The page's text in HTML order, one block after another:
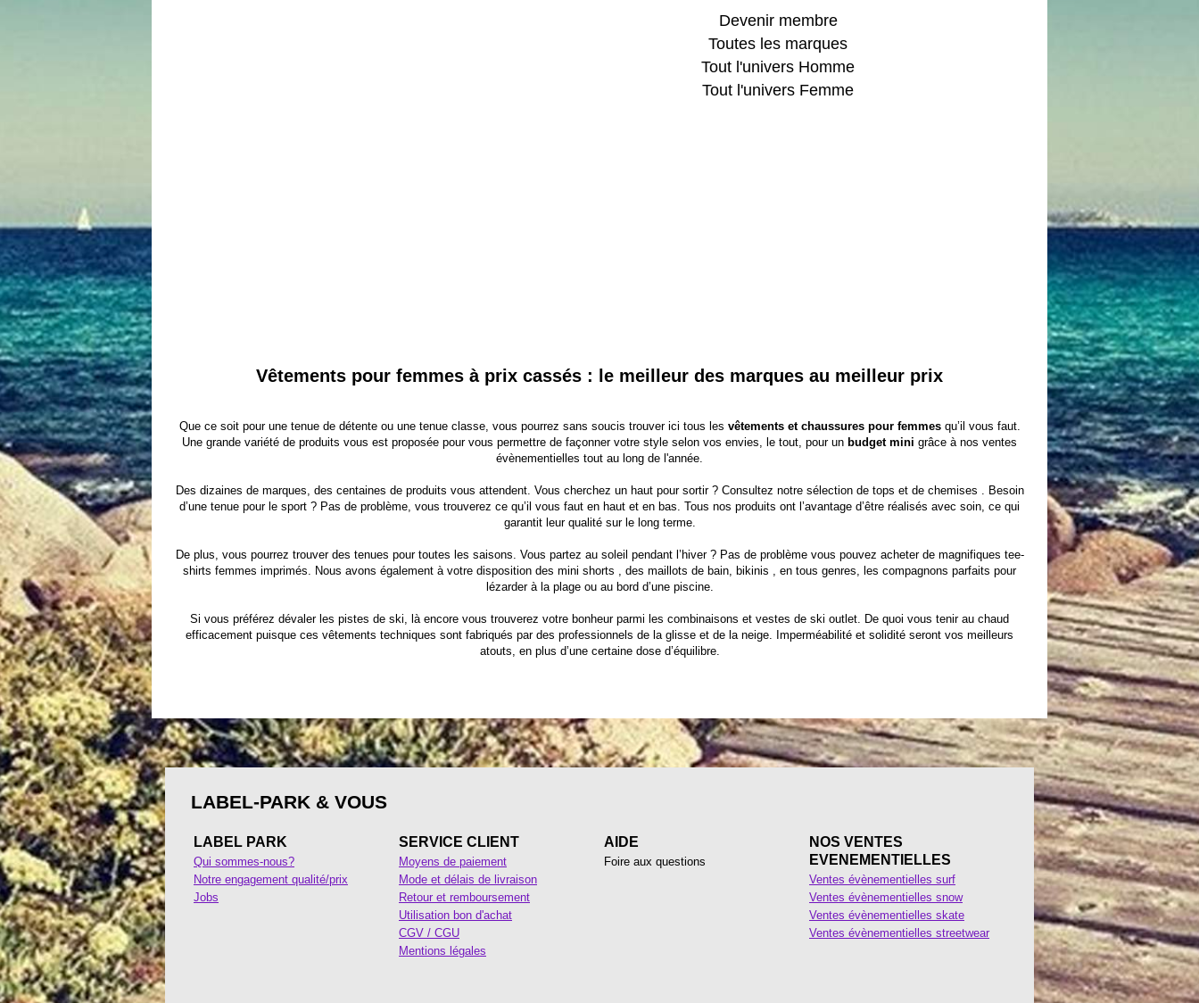
Devenir membre
Toutes les marques
Tout l'univers Homme
Tout l'univers Femme
Vêtements pour femmes à prix cassés : le meilleur des marques au meilleur prix
Que ce soit pour une tenue de détente ou une tenue classe, vous pourrez sans soucis trouver ici tous les vêtements et chaussures pour femmesqu’il vous faut.
Une grande variété de produits vous est proposée pour vous permettre de façonner votre style selon vos envies, le tout, pour un budget mini grâce à nos ventes
évènementielles tout au long de l'année.
Des dizaines de marques, des centaines de produits vous attendent. Vous cherchez un haut pour sortir ? Consultez notre sélection de tops et de chemises . Besoin
d’une tenue pour le sport ? Pas de problème, vous trouverez ce qu’il vous faut en haut et en bas. Tous nos produits ont l’avantage d’être réalisés avec soin, ce qui
garantit leur qualité sur le long terme.
De plus, vous pourrez trouver des tenues pour toutes les saisons. Vous partez au soleil pendant l’hiver ? Pas de problème vous pouvez acheter de magnifiques tee-
shirts femmes imprimés. Nous avons également à votre disposition des mini shorts , des maillots de bain, bikinis , en tous genres, les compagnons parfaits pour
lézarder à la plage ou au bord d’une piscine.
Si vous préférez dévaler les pistes de ski, là encore vous trouverez votre bonheur parmi les combinaisons et vestes de ski outlet. De quoi vous tenir au chaud
efficacement puisque ces vêtements techniques sont fabriqués par des professionnels de la glisse et de la neige. Imperméabilité et solidité seront vos meilleurs
atouts, en plus d’une certaine dose d’équilibre.
LABEL-PARK & VOUS
LABEL PARK
Qui sommes-nous?
Notre engagement qualité/prix
Jobs
SERVICE CLIENT
Moyens de paiement
Mode et délais de livraison
Retour et remboursement
Utilisation bon d'achat
CGV / CGU
Mentions légales
AIDE
Foire aux questions
NOS VENTES
EVENEMENTIELLES
Ventes évènementielles surf
Ventes évènementielles snow
Ventes évènementielles skate
Ventes évènementielles streetwear